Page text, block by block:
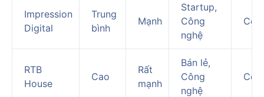
Impression
Digital
Trung
bình
Mạnh
Startup,
Công
nghệ
Có
RTB
House
Cao
Rất
mạnh
Bán lẻ,
Công
nghệ
Có